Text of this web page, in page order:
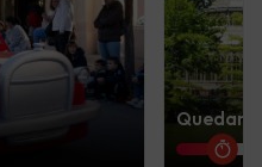
Quedan